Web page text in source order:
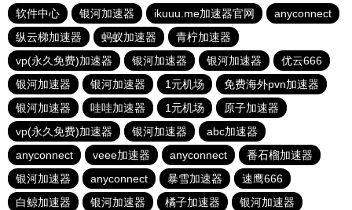
软件中心
银河加速器 ikuuu.me加速器官网
anyconnect
纵云梯加速器
蚂蚁加速器
青柠加速器
vp(永久免费)加速器
银河加速器 银河加速器
优云666
银河加速器
银河加速器 1元机场
免费海外pvn加速器
银河加速器
哇哇加速器 1元机场
原子加速器
vp(永久免费)加速器
银河加速器
abc加速器
anyconnect
veee加速器 anyconnect
番石榴加速器
银河加速器
anyconnect 暴雪加速器
速鹰666
白鲸加速器
银河加速器 橘子加速器 银河加速器